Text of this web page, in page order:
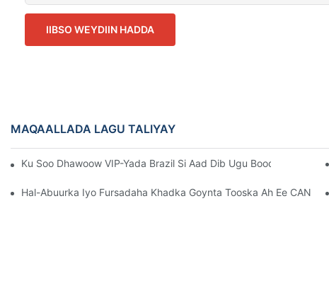
IIBSO WEYDIIN HADDA
MAQAALLADA LAGU TALIYAY
Ku Soo Dhawoow VIP-Yada Brazil Si Aad Dib Ugu Booqato
Hal-Abuurka Iyo Fursadaha Khadka Goynta Tooska Ah Ee